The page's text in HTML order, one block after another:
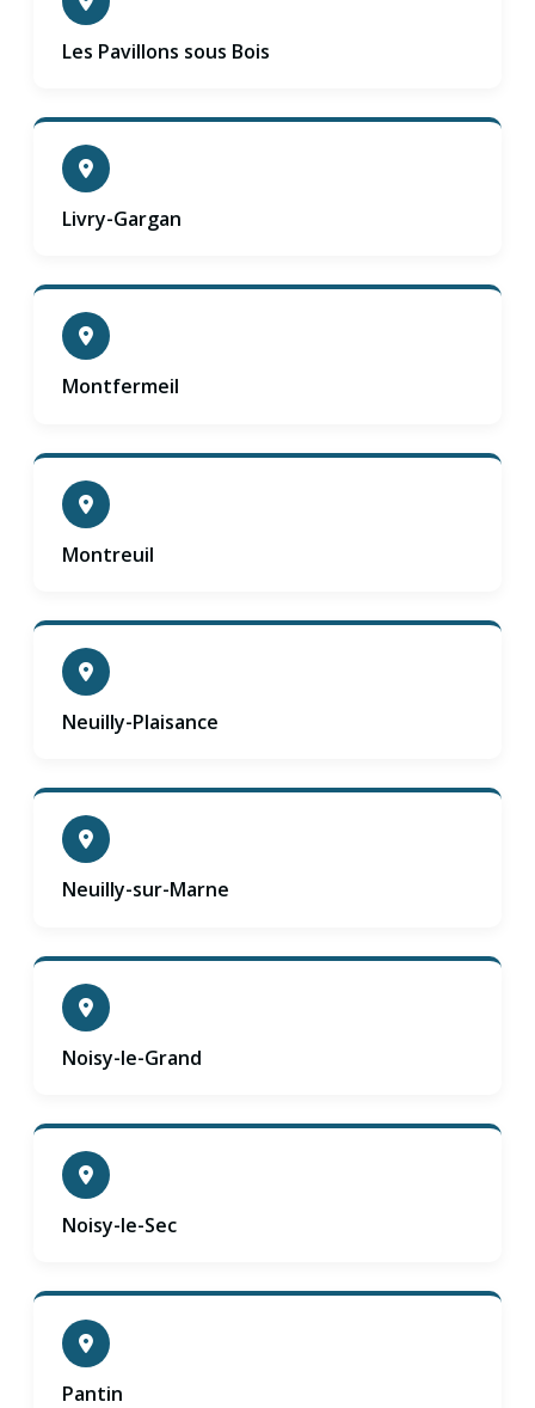
Les Pavillons sous Bois
Livry-Gargan
Montfermeil
Montreuil
Neuilly-Plaisance
Neuilly-sur-Marne
Noisy-le-Grand
Noisy-le-Sec
Pantin